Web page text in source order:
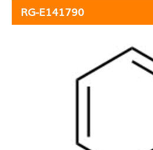
RG-E141790